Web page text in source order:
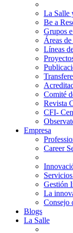
La Salle
Be a
Grupos
Áreas
Líneas
Comité
Revista
CFI-
Empresa
Career
Gestión
La
Consejo
Blogs
La Salle